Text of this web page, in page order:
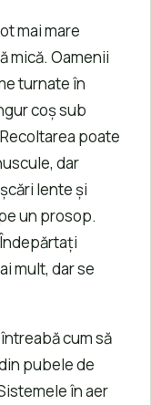
mai mare
mică. Oamenii
turnate în
coș sub
poate
dar
lente și
un prosop.
mult, dar se
cum să
pubele de
în aer